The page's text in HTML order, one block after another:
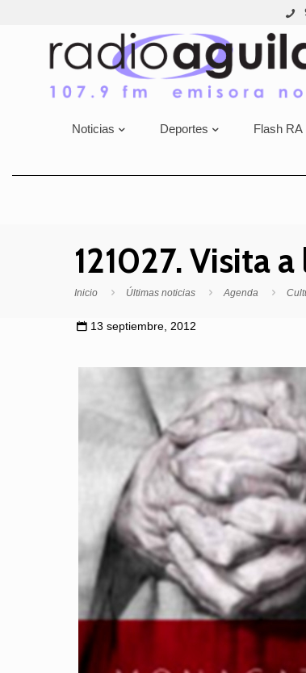
Noticias Deportes Flash RA
121027. Visita
Inicio Últimas noticias Agenda
13 septiembre, 2012